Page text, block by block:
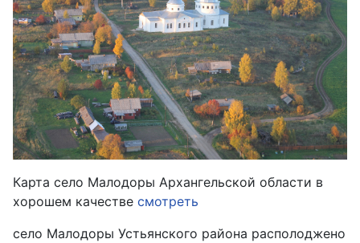
Карта село Малодоры Архангельской области в
хорошем качестве смотреть
село Малодоры Устьянского района располоджено